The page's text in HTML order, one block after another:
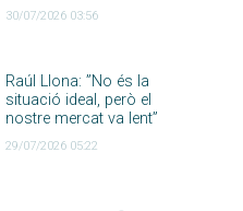
30/07/2026 03:56
Raúl Llona: ”No és la
situació ideal, però el
nostre mercat va lent”
29/07/2026 05:22